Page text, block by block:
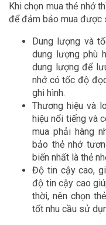
Khi chọn mua thẻ nhớ
để đảm bảo mua được
Dung lượng và
dung lượng phù
dung lượng để
nhớ có tốc độ
ghi hình.
Thương hiệu và
hiệu nổi tiếng và
mua phải hàng
bảo thẻ nhớ
biến nhất là thẻ
Độ tin cậy cao,
độ tin cậy cao
thời, nên chọn
tốt nhu cầu sử